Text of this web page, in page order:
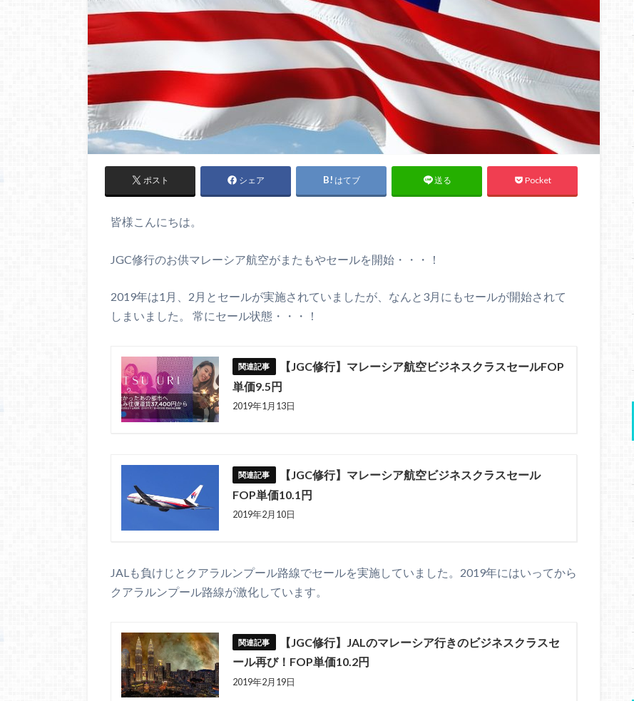
ポスト シェア はてブ 送る Pocket
皆様こんにちは。
JGC修行のお供マレーシア航空がまたもやセールを開始・・・！
2019年は1月、2月とセールが実施されていましたが、なんと3月にもセールが開始されて
しまいました。 常にセール状態・・・！
【JGC修行】マレーシア航空ビジネスクラスセールFOP
単価9.5円
2019年1月13日
【JGC修行】マレーシア航空ビジネスクラスセール
FOP単価10.1円
2019年2月10日
JALも負けじとクアラルンプール路線でセールを実施していました。2019年にはいってから
クアラルンプール路線が激化しています。
【JGC修行】JALのマレーシア行きのビジネスクラスセ
ール再び！FOP単価10.2円
2019年2月19日